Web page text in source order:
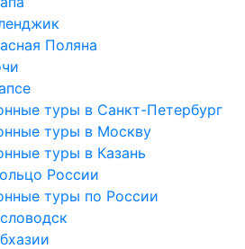
Поляна
туры в Санкт-Петербург
туры в Москву
туры в Казань
России
туры по России